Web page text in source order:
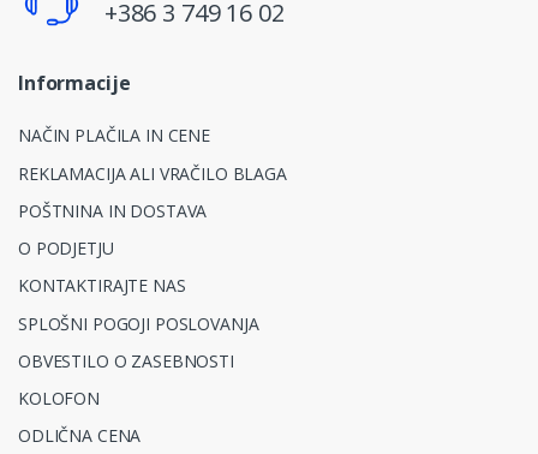
+386 3 749 16 02
Informacije
NAČIN PLAČILA IN CENE
REKLAMACIJA ALI VRAČILO BLAGA
POŠTNINA IN DOSTAVA
O PODJETJU
KONTAKTIRAJTE NAS
SPLOŠNI POGOJI POSLOVANJA
OBVESTILO O ZASEBNOSTI
KOLOFON
ODLIČNA CENA